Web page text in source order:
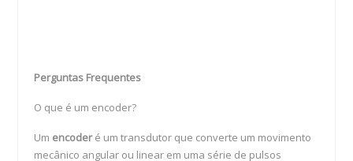
Perguntas Frequentes
O que é um encoder?
Um encoderé um transdutor que converte um movimento
mecânico angular ou linear em uma série de pulsos